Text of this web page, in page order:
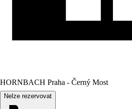
HORNBACH Praha - Černý Most
Nelze rezervovat